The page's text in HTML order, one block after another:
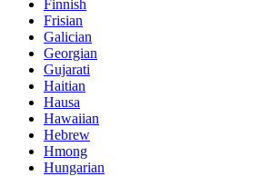
Finnish
Frisian
Galician
Georgian
Gujarati
Haitian
Hausa
Hawaiian
Hebrew
Hmong
Hungarian